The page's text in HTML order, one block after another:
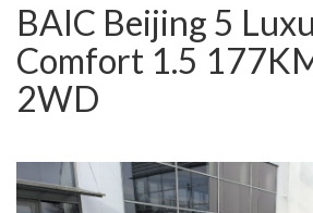
BAIC Beijing 5
Comfort 1.5
2WD